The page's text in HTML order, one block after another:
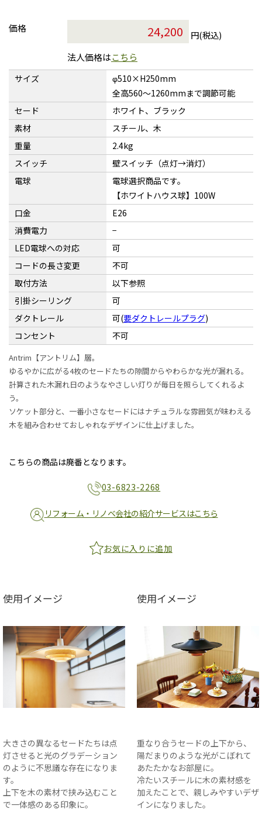
価格
円(税込)
法人価格はこちら
サイズ
φ510×H250mm
全高560〜1260mmまで調節可能
セード
ホワイト、ブラック
素材
スチール、木
重量
2.4kg
スイッチ
壁スイッチ（点灯→消灯）
電球
電球選択商品です。
【ホワイトハウス球】100W
口金
E26
消費電力
−
LED電球への対応
可
コードの長さ変更
不可
取付方法
以下参照
引掛シーリング
可
ダクトレール
可(要ダクトレールプラグ)
コンセント
不可
Antrim【アントリム】層。
ゆるやかに広がる4枚のセードたちの隙間からやわらかな光が漏れる。
計算された木漏れ日のようなやさしい灯りが毎日を照らしてくれるよ
う。
ソケット部分と、一番小さなセードにはナチュラルな雰囲気が味わえる
木を組み合わせておしゃれなデザインに仕上げました。
こちらの商品は廃番となります。
03-6823-2268
リフォーム・リノベ会社の紹介サービスはこちら
お気に入りに追加
使用イメージ
大きさの異なるセードたちは点
灯させると光のグラデーション
のように不思議な存在になりま
す。
上下を木の素材で挟み込むこと
で一体感のある印象に。
使用イメージ
重なり合うセードの上下から、
陽だまりのような光がこぼれて
あたたかなお部屋に。
冷たいスチールに木の素材感を
加えたことで、親しみやすいデザ
インになりました。